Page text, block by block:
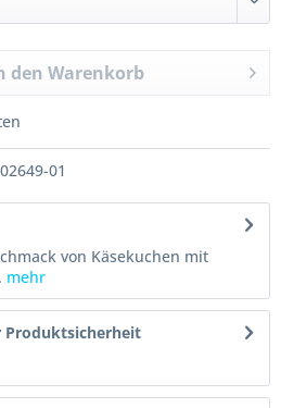
den Warenkorb
01
von Käsekuchen mit
mehr
Produktsicherheit